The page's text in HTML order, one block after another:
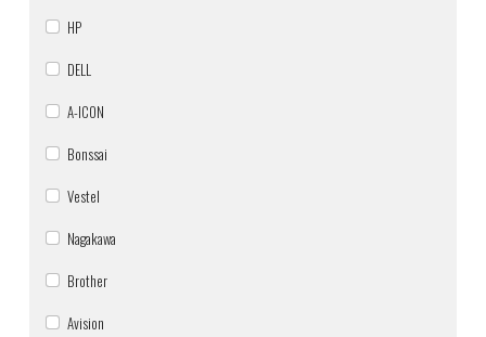
HP
DELL
A-ICON
Bonssai
Vestel
Nagakawa
Brother
Avision